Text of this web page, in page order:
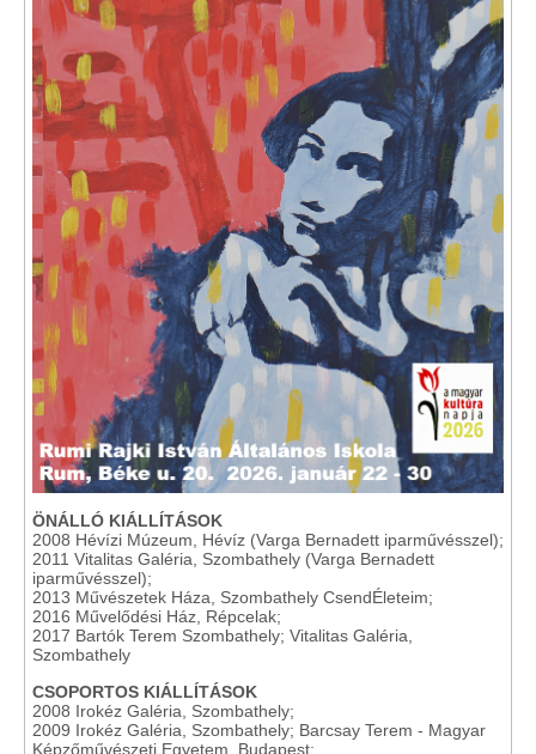
ÖNÁLLÓ KIÁLLÍTÁSOK
2008 Hévízi Múzeum, Hévíz (Varga Bernadett iparművésszel);
2011 Vitalitas Galéria, Szombathely (Varga Bernadett
iparművésszel);
2013 Művészetek Háza, Szombathely CsendÉleteim;
2016 Művelődési Ház, Répcelak;
2017 Bartók Terem Szombathely; Vitalitas Galéria,
Szombathely
CSOPORTOS KIÁLLÍTÁSOK
2008 Irokéz Galéria, Szombathely;
2009 Irokéz Galéria, Szombathely; Barcsay Terem - Magyar
Képzőművészeti Egyetem, Budapest;